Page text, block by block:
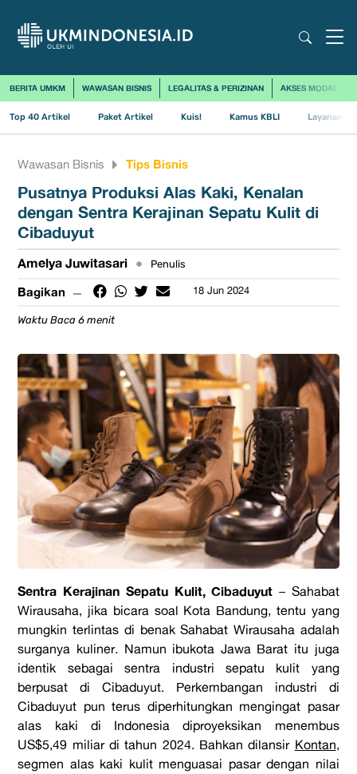
BERITA UMKM WAWASAN BISNIS LEGALITAS & PERIZINAN AKSES MODAL
Top 40 Artikel Paket Artikel Kuis! Kamus KBLI Layanan
Wawasan Bisnis Tips Bisnis
Pusatnya Produksi Alas Kaki, Kenalan
dengan Sentra Kerajinan Sepatu Kulit di
Cibaduyut
Amelya Juwitasari • Penulis
Bagikan 18 Jun 2024
Waktu Baca 6 menit
Sentra Kerajinan Sepatu Kulit, Cibaduyut – Sahabat
Wirausaha, jika bicara soal Kota Bandung, tentu yang
mungkin terlintas di benak Sahabat Wirausaha adalah
surganya kuliner. Namun ibukota Jawa Barat itu juga
identik sebagai sentra industri sepatu kulit yang
berpusat di Cibaduyut. Perkembangan industri di
Cibaduyut pun terus diperhitungkan mengingat pasar
alas kaki di Indonesia diproyeksikan menembus
US$5,49 miliar di tahun 2024. Bahkan dilansir Kontan,
segmen alas kaki kulit menguasai pasar dengan nilai